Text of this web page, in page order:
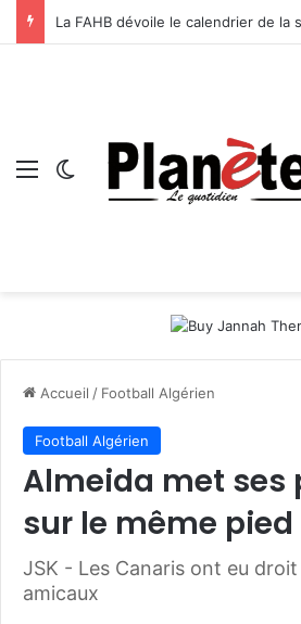
La FAHB dévoile le calendrier de la
Menu Switch skin
Accueil / Football Algérien
Football Algérien
Almeida met ses
sur le même pied
JSK - Les Canaris ont eu
amicaux